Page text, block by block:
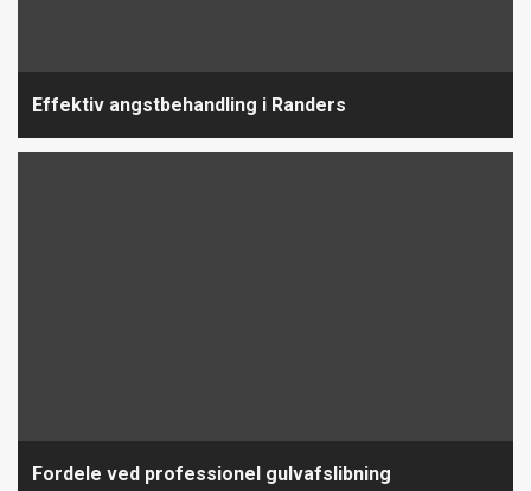
Effektiv angstbehandling i Randers
Fordele ved professionel gulvafslibning